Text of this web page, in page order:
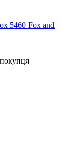
5460 Fox and
покупця